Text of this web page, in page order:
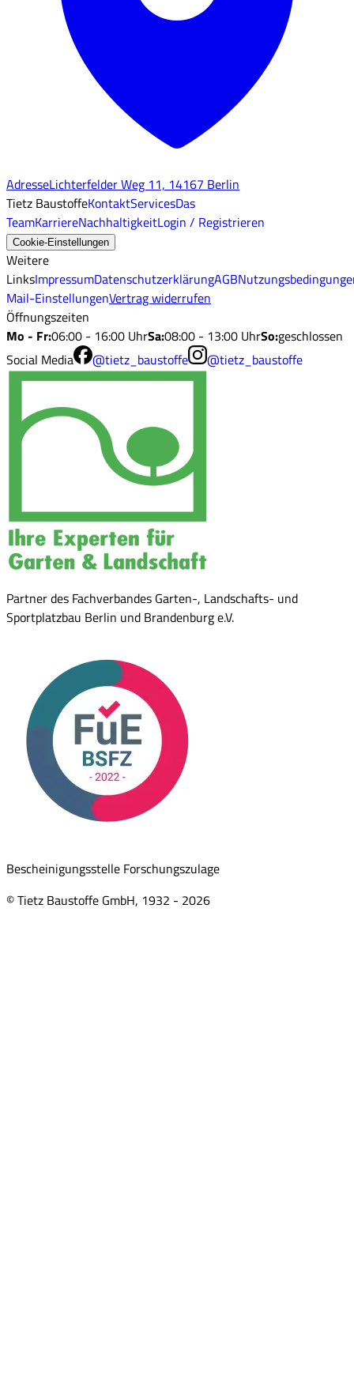
AdresseLichterfelder Weg 11, 14167 Berlin
Tietz BaustoffeKontaktServicesDas
TeamKarriereNachhaltigkeitLogin / Registrieren
Cookie-Einstellungen
Weitere
LinksImpressumDatenschutzerklärungAGB
Mail-EinstellungenVertrag widerrufen
Öffnungszeiten
Mo - Fr:06:00 - 16:00 UhrSa:08:00 - 13:00 UhrSo:geschlossen
Social Media
@tietz_baustoffe @tietz_baustoffe
Partner des Fachverbandes Garten-, Landschafts- und
Sportplatzbau Berlin und Brandenburg e.V.
Bescheinigungsstelle Forschungszulage
© Tietz Baustoffe GmbH, 1932 - 2026